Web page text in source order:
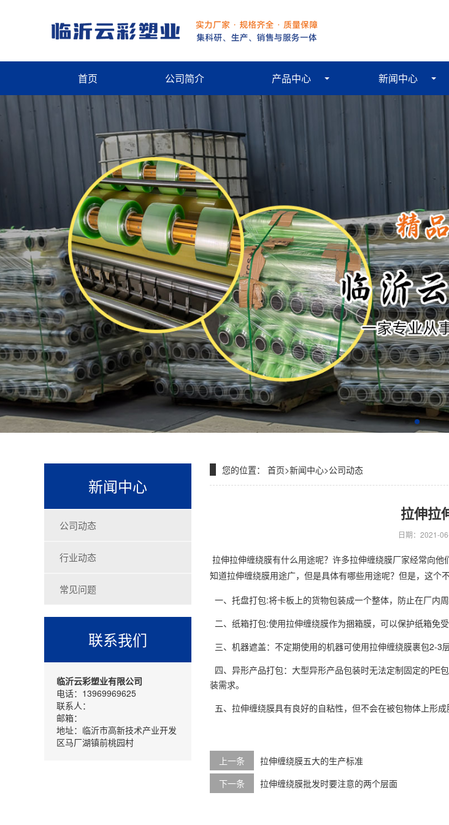
首页 公司简介 产品中心 新闻中心
新闻中心
公司动态
行业动态
常见问题
联系我们
临沂云彩塑业有限公司
电话：13969969625
联系人：
邮箱：
地址：临沂市高新技术产业开发
区马厂湖镇前桃园村
您的位置： 首页>新闻中心>公司动态
拉伸拉
日期：2021-
拉伸拉伸缠绕膜有什么用途呢？许多拉伸缠绕膜厂家经常向
知道拉伸缠绕膜用途广，但是具体有哪些用途呢？但是，这个
一、托盘打包:将卡板上的货物包装成一个整体，防止在厂内
二、纸箱打包:使用拉伸缠绕膜作为捆箱膜，可以保护纸箱免
三、机器遮盖：不定期使用的机器可使用拉伸缠绕膜裹包2-3
四、异形产品打包：大型异形产品包装时无法定制固定的PE
装需求。
五、拉伸缠绕膜具有良好的自粘性，但不会在被包物体上形
上一条
拉伸缠绕膜五大的生产标准
下一条
拉伸缠绕膜批发时要注意的两个层面